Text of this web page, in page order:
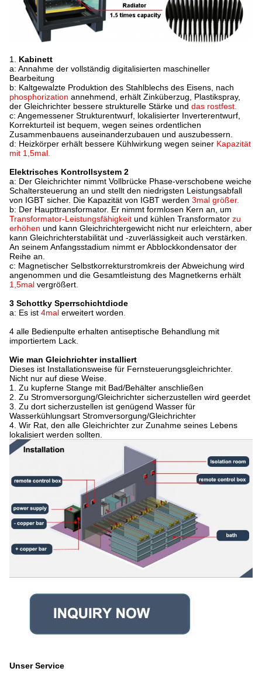
1. Kabinett
a: Annahme der vollständig digitalisierten maschineller
Bearbeitung
b: Kaltgewalzte Produktion des Stahlblechs des Eisens, nach
phosphorization annehmend, erhält Zinküberzug, Plastikspray,
der Gleichrichter bessere strukturelle Stärke und das rostfest.
c: Angemessener Strukturentwurf, lokalisierter Inverterentwurf,
Korrekturteil ist bequem, wegen seines ordentlichen
Zusammenbauens auseinanderzubauen und auszubessern.
d: Heizkörper erhält bessere Kühlwirkung wegen seiner Kapazität
mit 1,5mal.
Elektrisches Kontrollsystem 2
a: Der Gleichrichter nimmt Vollbrücke Phase-verschobene weiche
Schaltersteuerung an und stellt den niedrigsten Leistungsabfall
von IGBT sicher. Die Kapazität von IGBT werden 3mal größer.
b: Der Haupttransformator. Er nimmt formlosen Kern an, um
Transformator-Leistungsfähigkeit und kühlen Transformator zu
erhöhen und kann Gleichrichtergewicht nicht nur erleichtern, aber
kann Gleichrichterstabilität und -zuverlässigkeit auch verstärken.
An seinem Anfangsstadium nimmt er Abblockkondensator der
Reihe an.
c: Magnetischer Selbstkorrekturstromkreis der Abweichung wird
angenommen und die Gesamtleistung des Magnetkerns erhält
1,5mal vergrößert.
3 Schottky Sperrschichtdiode
a: Es ist 4mal erweitert worden.
4 alle Bedienpulte erhalten antiseptische Behandlung mit
importiertem Lack.
Wie man Gleichrichter installiert
Dieses ist Installationsweise für Fernsteuerungsgleichrichter.
Nicht nur auf diese Weise.
1. Zu kupferne Stange mit Bad/Behälter anschließen
2. Zu Stromversorgung/Gleichrichter sicherzustellen wird geerdet
3. Zu dort sicherzustellen ist genügend Wasser für
Wasserkühlungsart Stromversorgung/Gleichrichter
4. Wir Rat, den alle Gleichrichter zur Zunahme seines Lebens
lokalisiert werden sollten.
Unser Service